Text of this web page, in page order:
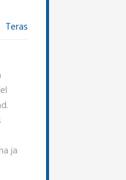
Teras
ja